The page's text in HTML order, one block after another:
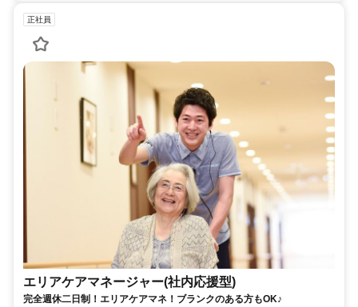
正社員
エリアケアマネージャー(社内応援型)
完全週休二日制！エリアケアマネ！ブランクのある方もOK♪